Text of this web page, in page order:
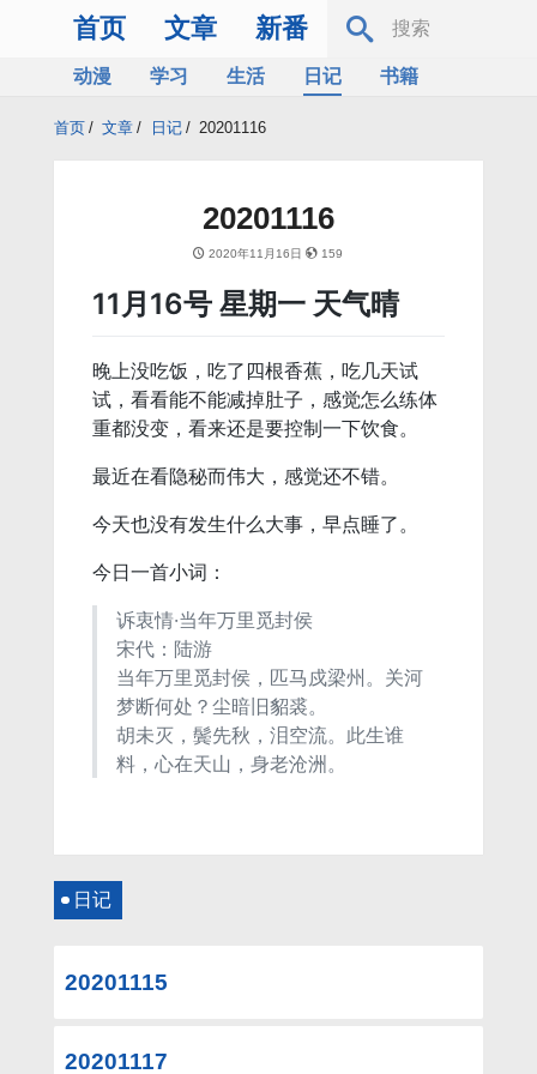
首页 文章 新番
动漫 学习 生活 日记
书籍
首页 / 文章 / 日记 / 20201116
20201116
2020年11月16日 159
11月16号 星期一 天气晴
晚上没吃饭，吃了四根香蕉，吃几天试
试，看看能不能减掉肚子，感觉怎么练体
重都没变，看来还是要控制一下饮食。
最近在看隐秘而伟大，感觉还不错。
今天也没有发生什么大事，早点睡了。
今日一首小词：
诉衷情·当年万里觅封侯
宋代：陆游
当年万里觅封侯，匹马戍梁州。关河
梦断何处？尘暗旧貂裘。
胡未灭，鬓先秋，泪空流。此生谁
料，心在天山，身老沧洲。
日记
20201115
20201117